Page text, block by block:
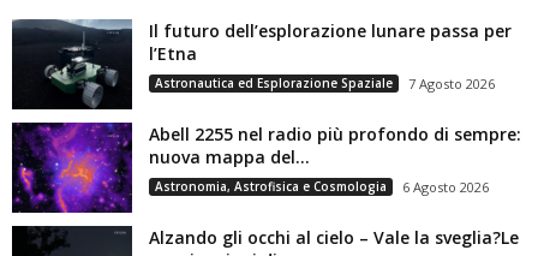
Il futuro dell’esplorazione lunare passa per
l’Etna
Astronautica ed Esplorazione Spaziale 7 Agosto 2026
Abell 2255 nel radio più profondo di sempre:
nuova mappa del...
Astronomia, Astrofisica e Cosmologia 6 Agosto 2026
Alzando gli occhi al cielo – Vale la sveglia?Le